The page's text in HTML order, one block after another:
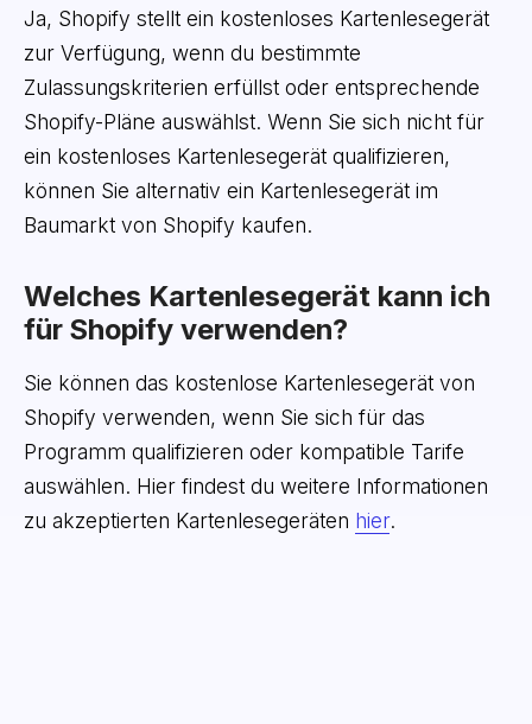
Ja, Shopify stellt ein kostenloses Kartenlesegerät
zur Verfügung, wenn du bestimmte
Zulassungskriterien erfüllst oder entsprechende
Shopify-Pläne auswählst. Wenn Sie sich nicht für
ein kostenloses Kartenlesegerät qualifizieren,
können Sie alternativ ein Kartenlesegerät im
Baumarkt von Shopify kaufen.
Welches Kartenlesegerät kann ich
für Shopify verwenden?
Sie können das kostenlose Kartenlesegerät von
Shopify verwenden, wenn Sie sich für das
Programm qualifizieren oder kompatible Tarife
auswählen. Hier findest du weitere Informationen
zu akzeptierten Kartenlesegeräten hier.